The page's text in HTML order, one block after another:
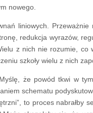
nowego.
liniowych.
redukcja wyrazów,
z nich nie rozumie,
szkoły wielu z nich
że powód tkwi w
schematu
to proces nabrałby